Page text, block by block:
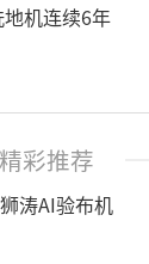
机连续6年
精彩推荐
涛AI验布机